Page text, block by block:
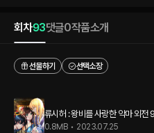
회차93댓글0작품소개
선물하기
선택소장
류시허 : 왕비를 사랑한 악마 외전
0.8MB • 2023.07.25